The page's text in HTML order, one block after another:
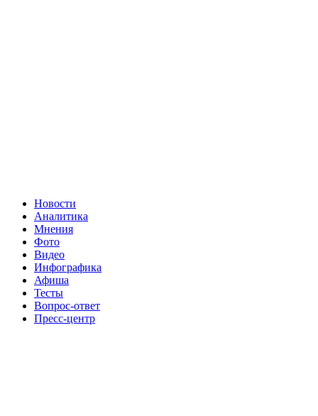
Новости
Аналитика
Мнения
Фото
Видео
Инфографика
Афиша
Тесты
Вопрос-ответ
Пресс-центр